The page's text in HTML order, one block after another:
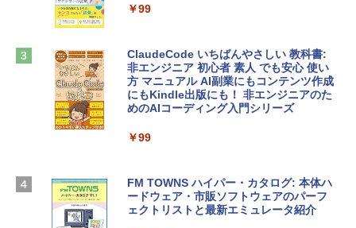
tomtoc 360°保護 15.6 16インチ パソコ
￥2,952
Apple 2026 MacBook Air M5チップ搭載
igence、13.6インチLiquid Retinaディ
ームカメラ、日本語キーボード、Touch I
D - スカイブルー
Microsoft Office Home & Business 202
4(最新 永続版)|オンラインコード版|Wind
ows11、10/mac対応|PC2台
定バーチャルアイテムを含む】 【オンラ
インゲームコード】 ロブロックス | オン
ラインコード版
￥99
ClaudeCode いちばんやさしい 教科書:
非エンジニア 初心者 素人 でも安心 使い
方 マニュアル AI副業にもコンテンツ作成
にもKindle出版にも！ 非エンジニアのた
めのAIコーディング入門シリーズ
￥99
FM TOWNS ハイパー・カタログ: 本体ハ
ードウェア・市販ソフトウェアのパーフ
ェクトリストと最新エミュレータ紹介